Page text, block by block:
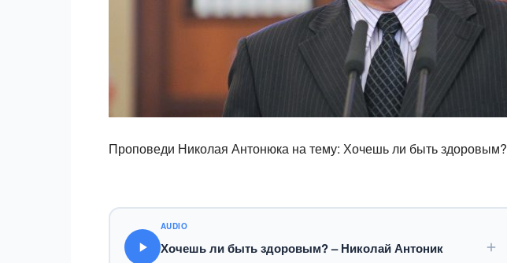
Проповеди Николая Антонюка на тему: Хочешь ли быть здоровым?
AUDIO
Хочешь ли быть здоровым? – Николай Антоник